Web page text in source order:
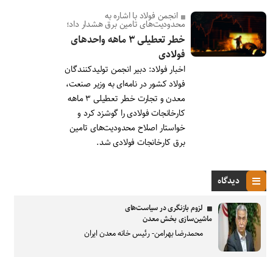
انجمن فولاد با اشاره به
محدودیت‌های تامین برق هشدار داد؛
خطر تعطیلی ۳ ماهه واحدهای
فولادی
اخبار فولاد: دبیر انجمن تولیدکنندگان
فولاد کشور در نامه‌ای به وزیر صنعت،
معدن و تجارت خطر تعطیلی ۳ ماهه
کارخانجات فولادی را گوشزد کرد و
خواستار اصلاح محدودیت‌های تامین
برق کارخانجات فولادی شد.
دیدگاه
لزوم بازنگری در سیاست‌های
ماشین‌سازی بخش معدن
محمدرضا بهرامن- رئیس خانه معدن ایران